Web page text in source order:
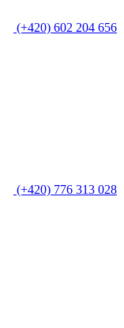
(+420) 602 204 656
(+420) 776 313 028